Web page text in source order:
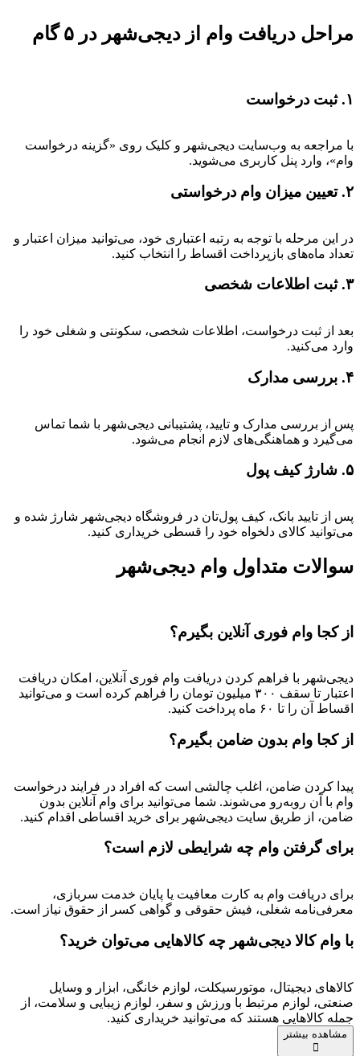
مراحل دریافت وام از دیجی‌شهر در ۵ گام
۱. ثبت درخواست
با مراجعه به وب‌سایت دیجی‌شهر و کلیک روی «گزینه درخواست
وام»، وارد پنل کاربری می‌شوید.
۲. تعیین میزان وام درخواستی
در این مرحله با توجه به رتبه اعتباری خود، می‌توانید میزان اعتبار و
تعداد ماه‌های بازپرداخت اقساط را انتخاب کنید.
۳. ثبت اطلاعات شخصی
بعد از ثبت درخواست، اطلاعات شخصی، سکونتی و شغلی خود را
وارد می‌کنید.
۴. بررسی مدارک
پس از بررسی مدارک و تایید، پشتیبانی دیجی‌شهر با شما تماس
می‌گیرد و هماهنگی‌های لازم انجام می‌شود.
۵. شارژ کیف پول
پس از تایید بانک، کیف پول‌تان در فروشگاه دیجی‌شهر شارژ شده و
می‌توانید کالای دلخواه خود را قسطی خریداری کنید.
سوالات متداول وام دیجی‌شهر
از کجا وام فوری آنلاین بگیرم؟
دیجی‌شهر با فراهم کردن دریافت وام فوری آنلاین، امکان دریافت
اعتبار تا سقف ۳۰۰ میلیون تومان را فراهم کرده است و می‌توانید
اقساط آن را تا ۶۰ ماه پرداخت کنید.
از کجا وام بدون ضامن بگیرم؟
پیدا کردن ضامن، اغلب چالشی است که افراد در فرایند درخواست
وام با آن روبه‌رو می‌شوند. شما می‌توانید برای وام آنلاین بدون
ضامن، از طریق سایت دیجی‌شهر برای خرید اقساطی اقدام کنید.
برای گرفتن وام چه شرایطی لازم است؟
برای دریافت وام به کارت معافیت یا پایان خدمت سربازی،
معرفی‌نامه شغلی، فیش حقوقی و گواهی کسر از حقوق نیاز است.
با وام کالا دیجی‌شهر چه کالاهایی می‌توان خرید؟
کالاهای دیجیتال، موتورسیکلت، لوازم خانگی، ابزار و وسایل
صنعتی، لوازم مرتبط با ورزش و سفر، لوازم زیبایی و سلامت، از
جمله کالاهایی هستند که می‌توانید خریداری کنید.
مشاهده بیشتر